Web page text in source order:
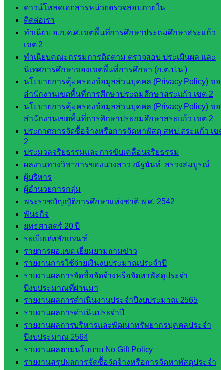
ดาวน์โหลดเอกสารหน่วยตรวจสอบภายใน
ติดต่อเรา
ทำเนียบ อ.ก.ค.ศ.เขตพื้นที่การศึกษาประถมศึกษาสระแก้ว
เขต 2
ทำเนียบคณะกรรมการติดตาม ตรวจสอบ ประเมินผล และ
นิเทศการศึกษาของเขตพื้นที่การศึกษา (ก.ต.ป.น.)
นโยบายการคุ้มครองข้อมูลส่วนบุคคล (Privacy Policy) ข
สำนักงานเขตพื้นที่การศึกษาประถมศึกษาสระแก้ว เขต 2
นโยบายการคุ้มครองข้อมูลส่วนบุคคล (Privacy Policy) ข
สำนักงานเขตพื้นที่การศึกษาประถมศึกษาสระแก้ว เขต 2
ประกาศการจัดซื้อจ้างหรือการจัดหาพัสดุ สพป.สระแก้ว เข
2
ประมวลจริยธรรมและการขับเคลื่อนจริยธรรม
ผลงานทางวิชาการของนางสาว ณัฐนันท์ สรวงสมบูรณ์
ผู้บริหาร
ผู้อำนวยการกลุ่ม
พระราชบัญญัติการศึกษาแห่งชาติ พ.ศ. 2542
พันธกิจ
ยุทธศาสตร์ 20 ปี
ระเบียบ/หลักเกณฑ์
รายการผอ.เขต เยี่ยมยามถามข่าว
รายงานการใช้จ่ายเงินงบประมาณประจำปี
รายงานผลการจัดซื้อจัดจ้างหรือจัดหาพัสดุประจำ
ปีงบประมาณที่ผ่านมา
รายงานผลการดำเนินงานประจำปีงบประมาณ 2565
รายงานผลการดำเนินประจำปี
รายงานผลการบริหารและพัฒนาทรัพยากรบุคคลประจำ
ปีงบประมาณ 2564
รายงานผลตามนโยบาย No Gift Policy
รายงานสรุปผลการจัดซื้อจัดจ้างหรือการจัดหาพัสดุประจำ
เว็บไซต์
หลักสูตร
ต้าน
ทุจริต
ห้อง
นิเทศ
ศน.นิพนธ์
พรมพิไล
ห้อง
นิเทศ
ศน.ชยา
ธิศ/
ศน.อัญชลี
ห้อง
นิเทศ
ดร.สราว
ดี เพ็งศรี
โคตร
เว็บไซต์
คณะ
กรรมการ
ก.ต.ป.น.
เว็บไซต์
อ.ค.ก.ศ.เขต
พื้นที่การ
ศึกษา
ดาวน์โหลด